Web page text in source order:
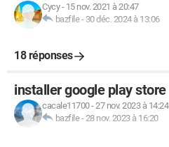
Cycy- 15 nov. 2021 à 20:47
bazfile- 30 déc. 2024 à 13:06
18 réponses
installer google play store
cacale11700-27 nov. 2023 à 14:24
bazfile-28 nov. 2023 à 16:20